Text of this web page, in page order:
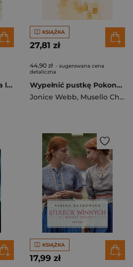
Sztuka Przewodnik dla lubiących rozkminiać bez bólu
KSIĄŻKA
27,81 zł
44,90 zł - sugerowana cena
detaliczna
Wypełnić pustkę Pokonaj skutki zaniedbania emocjonalnego z dzieciństwa
Jonice Webb, Musello Christine
KSIĄŻKA
17,99 zł